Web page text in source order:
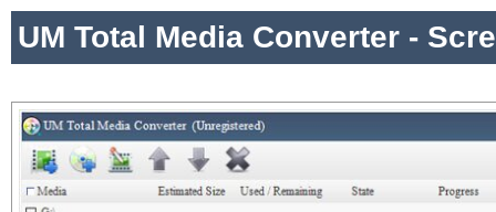
UM Total Media Converter -